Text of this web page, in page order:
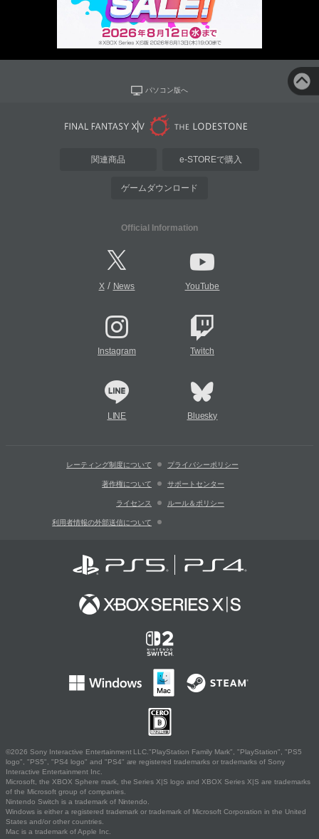
パソコン版へ
関連商品 e-STOREで購入
ゲームダウンロード
Official Information
X/ News YouTube
Instagram Twitch
LINE Bluesky
レーティング制度について プライバシーポリシー
著作権について サポートセンター
ライセンス ルール＆ポリシー
利用者情報の外部送信について
©2026 Sony Interactive Entertainment LLC."PlayStation Family Mark", "PlayStation", "PS5
logo", "PS5", "PS4 logo" and "PS4" are registered trademarks or trademarks of Sony
Interactive Entertainment Inc.
Microsoft, the XBOX Sphere mark, the Series X|S logo and XBOX Series X|S are trademarks
of the Microsoft group of companies.
Nintendo Switch is a trademark of Nintendo.
Windows is either a registered trademark or trademark of Microsoft Corporation in the United
States and/or other countries.
Mac is a trademark of Apple Inc.